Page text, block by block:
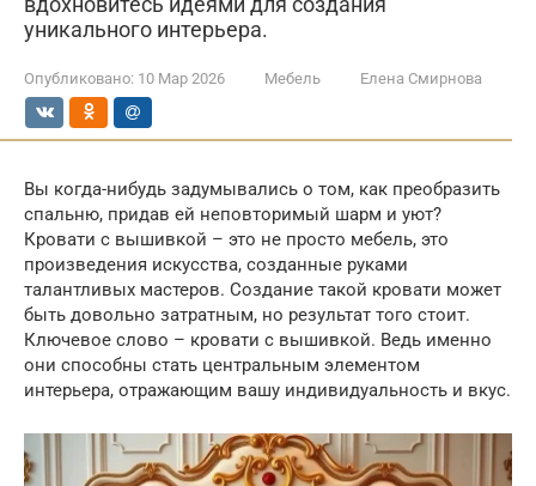
уникального интерьера.
Опубликовано: 10 Мар 2026 Мебель Елена Смирнова
Вы когда-нибудь задумывались о том, как преобразить
спальню, придав ей неповторимый шарм и уют?
Кровати с вышивкой – это не просто мебель, это
произведения искусства, созданные руками
талантливых мастеров. Создание такой кровати может
быть довольно затратным, но результат того стоит.
Ключевое слово – кровати с вышивкой. Ведь именно
они способны стать центральным элементом
интерьера, отражающим вашу индивидуальность и вкус.